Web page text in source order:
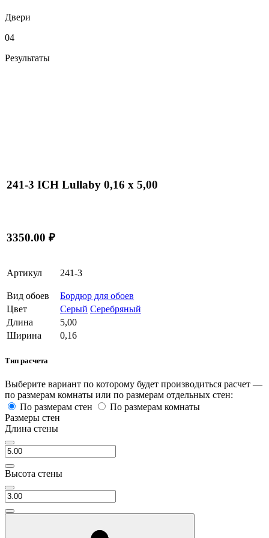
Двери
04
Результаты
241-3 ICH Lullaby 0,16 x 5,00
3350.00 ₽
Артикул 241-3
Вид обоев
Бордюр для обоев
Цвет
Серый Серебряный
Длина
5,00
Ширина
0,16
Тип расчета
Выберите вариант по которому будет производиться расчет —
по размерам комнаты или по размерам отдельных стен:
По размерам стен
По размерам комнаты
Размеры стен
Длина стены
Высота стены